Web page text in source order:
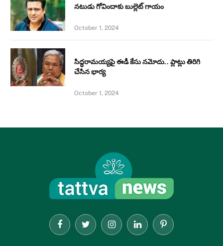
నటుడు గోవిందాకు బుల్లెట్ గాయం
October 1, 2024
సిద్ధరామయ్యపై ఈడీ కేసు నమోదు.. ప్లాట్లు తిరిగి
చేసిన భార్య
October 1, 2024
FacebookTwitter InstagramLinkedInPinterest